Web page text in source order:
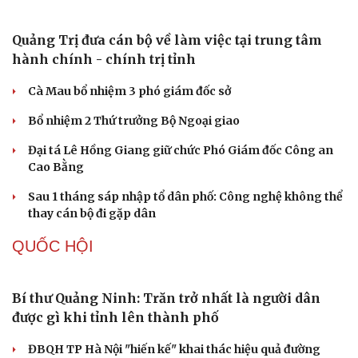
Nguy cơ mất tài khoản Microsoft chỉ vì kết nối mạng Wi-
Fi khách sạn
Một việc nhiều gia đình bỏ quên có thể khiến điện mặt
trời giảm tới 40% hiệu suất
Trung Quốc tăng tốc tự chủ chip tiên tiến với kế hoạch
đầy tham vọng
Phú Thọ ký hợp tác với nhiều bộ, ngành trong thực hiện
Nghị quyết 57
công nhân dương tính
Khởi tố chủ tịch công ty "nổ" sở hữu hàng chục tỉ Euro